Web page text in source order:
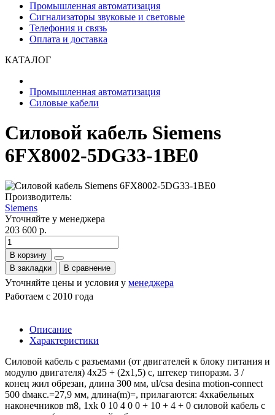
Промышленная автоматизация
Сигнализаторы звуковые и световые
Телефония и связь
Оплата и доставка
КАТАЛОГ
Промышленная автоматизация
Силовые кабели
Силовой кабель Siemens
6FX8002-5DG33-1BE0
Производитель:
Siemens
Уточняйте у менеджера
203 600 р.
В корзину
В закладки
В сравнение
Уточняйте цены и условия у менеджера
Работаем с 2010 года
Описание
Характеристики
Силовой кабель с разъемами (от двигателей к блоку питания и
модулю двигателя) 4x25 + (2x1,5) c, штекер типоразм. 3 /
конец жил обрезан, длина 300 мм, ul/csa desina motion-connect
500 dмакс.=27,9 мм, длина(m)=, прилагаются: 4xкабельных
наконечников m8, 1xk 0 10 4 0 0 + 10 + 4 + 0 силовой кабель с